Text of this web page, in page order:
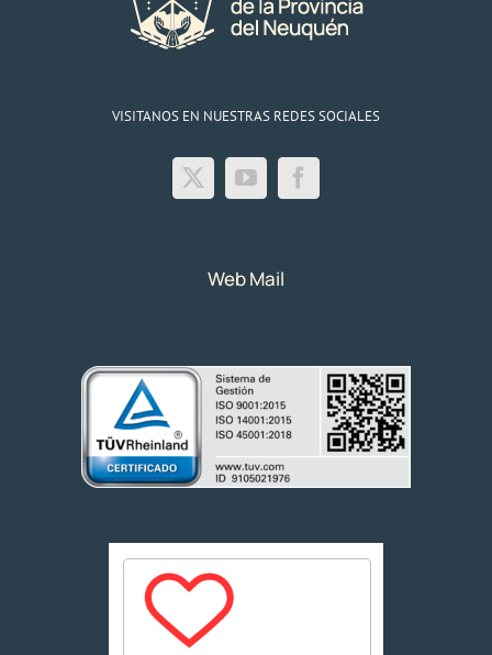
VISITANOS EN NUESTRAS REDES SOCIALES
Web Mail